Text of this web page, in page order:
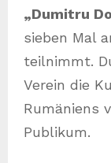
„Dumitru
sieben Mal
teilnimmt.
Verein die
Rumäniens
Publikum.